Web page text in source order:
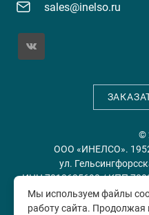
sales@inelso.ru
©
ООО «ИНЕЛСО».
ул.
ИНН 7813635698 / КПП
Мы используем файлы
работу сайта. Продолжая